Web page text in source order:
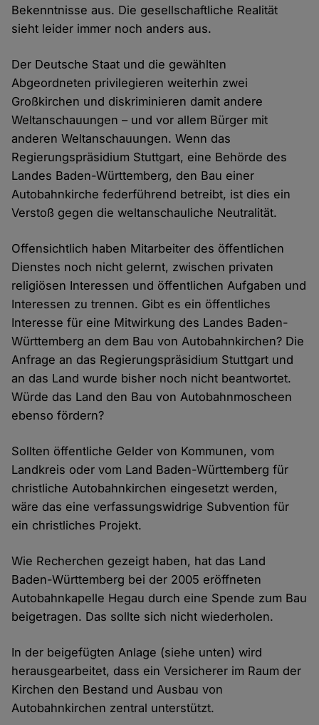
Bekenntnisse aus. Die gesellschaftliche Realität
sieht leider immer noch anders aus.
Der Deutsche Staat und die gewählten
Abgeordneten privilegieren weiterhin zwei
Großkirchen und diskriminieren damit andere
Weltanschauungen – und vor allem Bürger mit
anderen Weltanschauungen. Wenn das
Regierungspräsidium Stuttgart, eine Behörde des
Landes Baden-Württemberg, den Bau einer
Autobahnkirche federführend betreibt, ist dies ein
Verstoß gegen die weltanschauliche Neutralität.
Offensichtlich haben Mitarbeiter des öffentlichen
Dienstes noch nicht gelernt, zwischen privaten
religiösen Interessen und öffentlichen Aufgaben und
Interessen zu trennen. Gibt es ein öffentliches
Interesse für eine Mitwirkung des Landes Baden-
Württemberg an dem Bau von Autobahnkirchen? Die
Anfrage an das Regierungspräsidium Stuttgart und
an das Land wurde bisher noch nicht beantwortet.
Würde das Land den Bau von Autobahnmoscheen
ebenso fördern?
Sollten öffentliche Gelder von Kommunen, vom
Landkreis oder vom Land Baden-Württemberg für
christliche Autobahnkirchen eingesetzt werden,
wäre das eine verfassungswidrige Subvention für
ein christliches Projekt.
Wie Recherchen gezeigt haben, hat das Land
Baden-Württemberg bei der 2005 eröffneten
Autobahnkapelle Hegau durch eine Spende zum Bau
beigetragen. Das sollte sich nicht wiederholen.
In der beigefügten Anlage (siehe unten) wird
herausgearbeitet, dass ein Versicherer im Raum der
Kirchen den Bestand und Ausbau von
Autobahnkirchen zentral unterstützt.